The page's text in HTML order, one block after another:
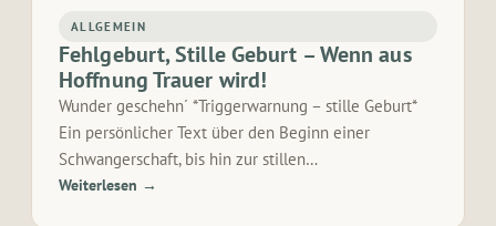
ALLGEMEIN
Fehlgeburt, Stille Geburt – Wenn aus
Hoffnung Trauer wird!
Wunder geschehn´ *Triggerwarnung – stille Geburt*
Ein persönlicher Text über den Beginn einer
Schwangerschaft, bis hin zur stillen…
Weiterlesen →